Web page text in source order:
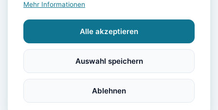
Ausstattung
WLAN
Geschirrspüler
Kaffeemaschine Herdplatte Küchenutensilien
Gartenmöbel Babybett
Kinderhochstuhl Föhn Dusche
Mehr Informationen
Alle akzeptieren
Auswahl speichern
Ablehnen